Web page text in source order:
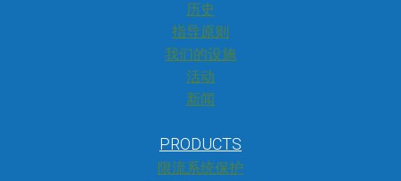
历史
指导原则
我们的设施
活动
新闻
PRODUCTS
限流系统保护